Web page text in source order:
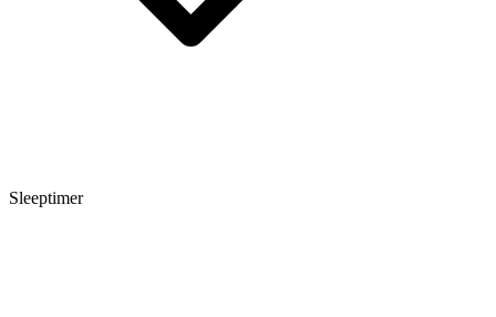
Sleeptimer